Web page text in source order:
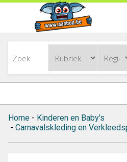
Home - Kinderen en Baby's
- Carnavalskleding en